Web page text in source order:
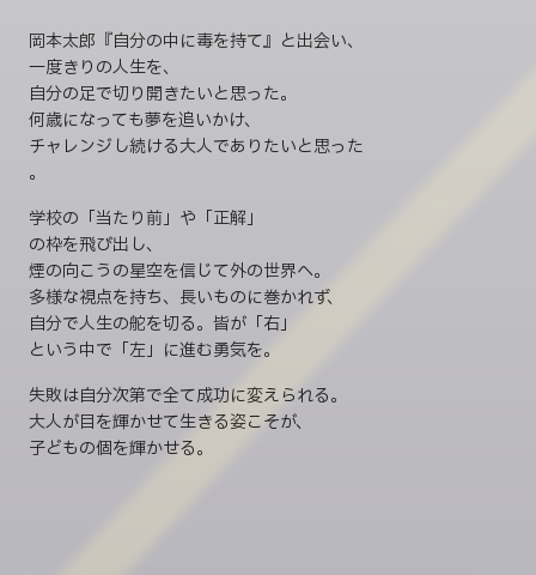
岡本太郎『自分の中に毒を持て』と出会い、
一度きりの人生を、
自分の足で切り開きたいと思った。
何歳になっても夢を追いかけ、
チャレンジし続ける大人でありたいと思った
。
学校の「当たり前」や「正解」
の枠を飛び出し、
煙の向こうの星空を信じて外の世界へ。
多様な視点を持ち、長いものに巻かれず、
自分で人生の舵を切る。皆が「右」
という中で「左」に進む勇気を。
失敗は自分次第で全て成功に変えられる。
大人が目を輝かせて生きる姿こそが、
子どもの個を輝かせる。